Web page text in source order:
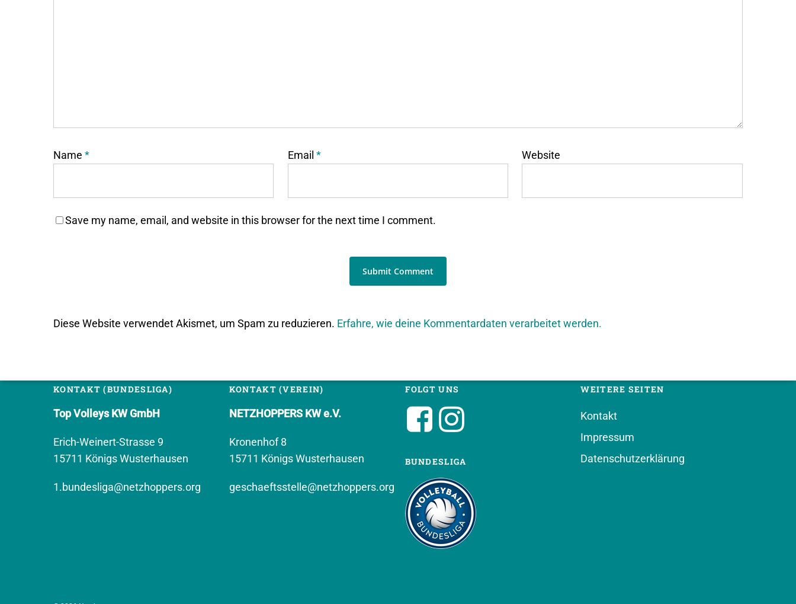
Name * Email * Website
Save my name, email, and website in this browser for the next time I comment.
Diese Website verwendet Akismet, um Spam zu reduzieren. Erfahre, wie deine Kommentardaten verarbeitet werden.
KONTAKT (BUNDESLIGA)
Top Volleys KW GmbH
Erich-Weinert-Strasse 9
15711 Königs Wusterhausen
1.bundesliga@netzhoppers.org
KONTAKT (VEREIN)
NETZHOPPERS KW e.V.
Kronenhof 8
15711 Königs Wusterhausen
geschaeftsstelle@netzhoppers.org
FOLGT UNS
BUNDESLIGA
WEITERE SEITEN
Kontakt
Impressum
Datenschutzerklärung